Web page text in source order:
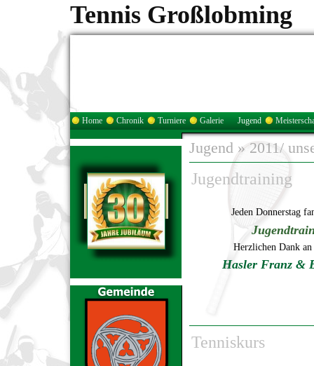
Tennis Großlobming
Home Chronik Turniere Galerie Jugend
Jugend »2011/
Jugendtraining
Jeden Donnerstag
Herzlichen Dank
Hasler Franz &
Tenniskurs